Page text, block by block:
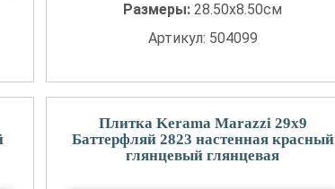
Размеры:28.50x8.50см
Артикул: 504099
Плитка Kerama Marazzi 29x9
Баттерфляй 2823 настенная красный
глянцевый глянцевая